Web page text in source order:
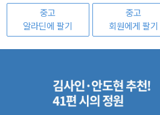
중고
알라딘에 팔기
중고
회원에게 팔기